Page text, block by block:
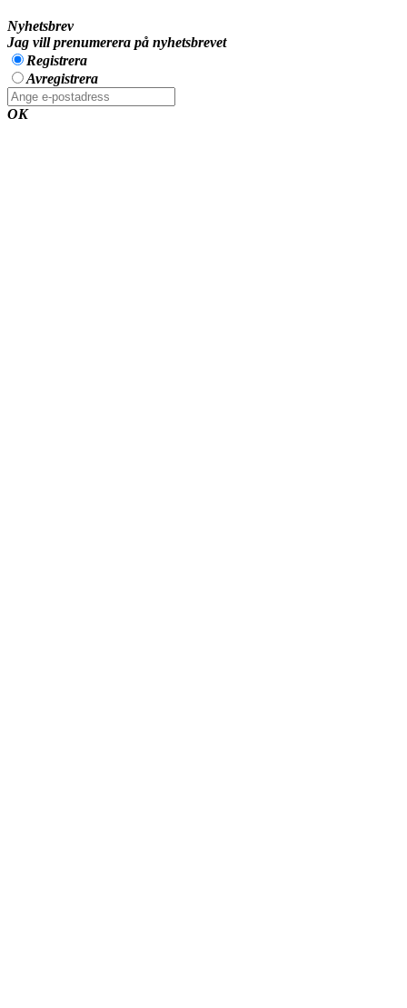
Nyhetsbrev
Jag vill prenumerera på nyhetsbrevet
Registrera
Avregistrera
OK